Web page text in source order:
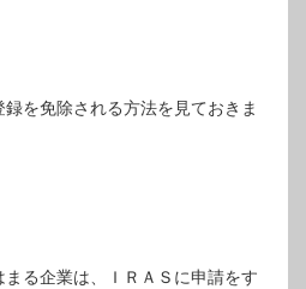
を免除される方法を見ておきま
る企業は、ＩＲＡＳに申請をす